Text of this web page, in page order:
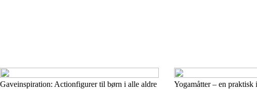
Gaveinspiration: Actionfigurer til børn i alle aldre Yogamåtter – en